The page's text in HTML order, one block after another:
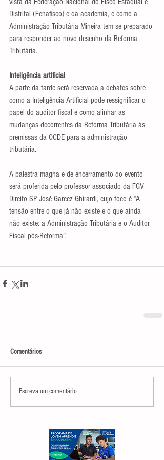
Distrital (Fenafisco) e da academia, e como a
Administração Tributária Mineira tem se preparado
para responder ao novo desenho da Reforma
Tributária.
Inteligência artificial
A parte da tarde será reservada a debates sobre
como a Inteligência Artificial pode ressignificar o
papel do auditor fiscal e como alinhar as
mudanças decorrentes da Reforma Tributária às
premissas da OCDE para a administração
tributária.
A palestra magna e de encerramento do evento
será proferida pelo professor associado da FGV
Direito SP José Garcez Ghirardi, cujo foco é “A
tensão entre o que já não existe e o que ainda
não existe: a Administração Tributária e o Auditor
Fiscal pós-Reforma”.
Comentários
Escreva um comentário